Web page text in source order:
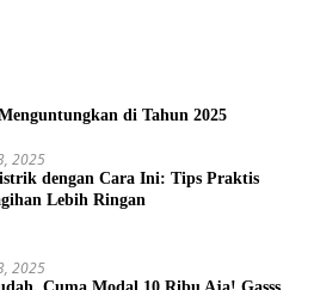
di Tahun 2025
2025
dengan Cara Ini: Tips Praktis
Lebih Ringan
2025